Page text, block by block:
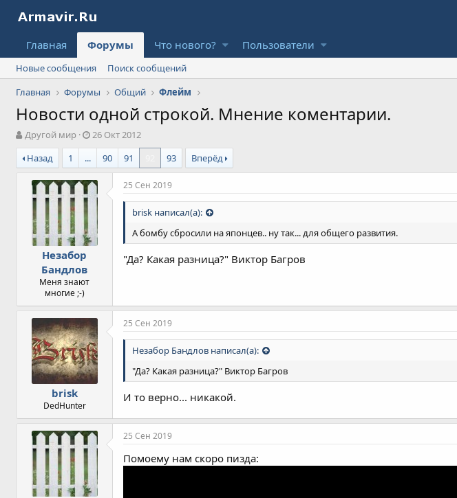
Главная Форумы Что нового? Пользователи
Новые сообщения
Поиск сообщений
Главная
Форумы Общий Флейм
Новости одной строкой. Мнение коментарии.
А
в
т
о
Другой мир
Д
а
а
н
а
26 Окт 2012
Назад
1 ... 90 91 93 Вперёд
Незабор
Бандлов
Меня знают
многие ;-)
25 Сен 2019
brisk написал(а):
А бомбу сбросили на японцев.. ну так... для общего развития.
"Да? Какая разница?" Виктор Багров
brisk
DedHunter
25 Сен 2019
Незабор Бандлов написал(а):
"Да? Какая разница?" Виктор Багров
И то верно... никакой.
25 Сен 2019
Помоему нам скоро пизда: